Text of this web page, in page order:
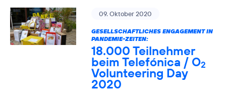
09. Oktober 2020
GESELLSCHAFTLICHES ENGAGEMENT IN
PANDEMIE-ZEITEN:
18.000 Teilnehmer
beim Telefónica / O2
Volunteering Day
2020